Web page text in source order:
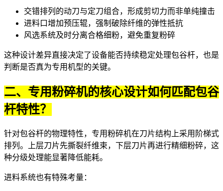
交错排列的动刀与定刀组合，形成剪切力而非单纯撞击
进料口增加预压辊，强制破除纤维的弹性抵抗
风选系统及时分离合格细粉，避免重复粉碎
这种设计差异直接决定了设备能否持续稳定处理包谷杆，也是
判断是否真为专用机型的关键。
二、专用粉碎机的核心设计如何匹配包谷
杆特性？
针对包谷杆的物理特性，专用粉碎机在刀片结构上采用阶梯式
排列。上层刀片先撕裂纤维束，下层刀片再进行精细粉碎，这
种分级处理能显著降低能耗。
进料系统也有特殊考量：